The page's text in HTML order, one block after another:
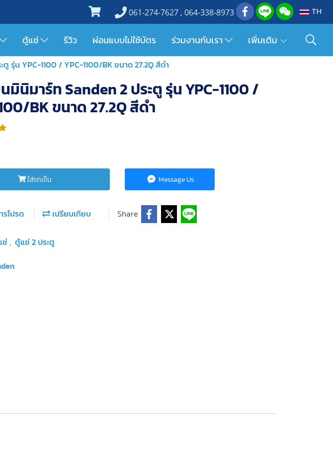
061-274-7627 , 064-338-8973 TH
ตู้แช่ รีวิว ผ่อนแบบไม่ใช้บัตร ร่วมงานกับเรา เพิ่มเติม
รุ่น YPC-1100 / YPC-1100/BK ขนาด 27.2Q สีดำ
มินิมาร์ท Sanden 2 ประตู รุ่น YPC-1100 /
BK ขนาด 27.2Q สีดำ
ใส่รถเข็น Message Us
รโปรด เปรียบเทียบ Share
ช่ , ตู้แช่ 2 ประตู